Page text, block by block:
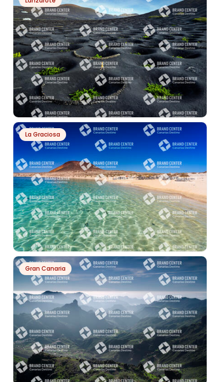
PARQUE NACIONAL DE TIMANFAYA
PH21689
LA GERIA
La Graciosa
PH13402
PLAYA LA FRANCESA
Gran Canaria